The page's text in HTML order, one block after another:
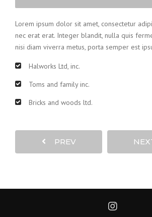
Lorem ipsum dolor sit amet, consectetur
nec erat erat. Integer blandit, nulla quis
nisi diam viverra metus, porta semper est
Halworks Ltd, inc.
Toms and family inc.
Bricks and woods ltd.
PREV